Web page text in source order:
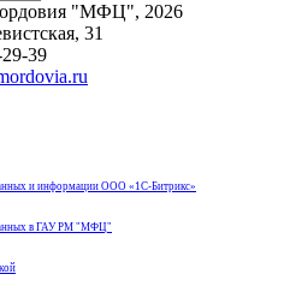
"МФЦ", 2026
31
39
и информации ООО «1С-Битрикс»
в ГАУ РМ "МФЦ"